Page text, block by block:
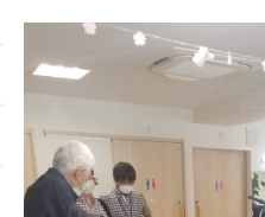
AGING ASSISTについて
Office
各事業所ご案内